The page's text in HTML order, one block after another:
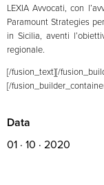
LEXIA Avvocati, con
Paramount Strategies
in Sicilia, aventi
regionale.
[/fusion_text][/
[/
Data
01 · 10 · 2020